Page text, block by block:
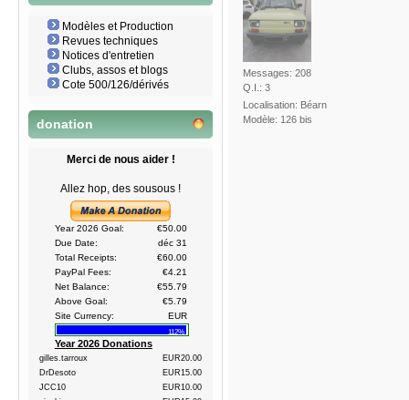
Modèles et Production
Revues techniques
Notices d'entretien
Clubs, assos et blogs
Cote 500/126/dérivés
donation
Merci de nous aider !
Allez hop, des sousous !
Year 2026 Goal:
€50.00
Due Date:
déc 31
Total Receipts:
€60.00
PayPal Fees:
€4.21
Net Balance:
€55.79
Above Goal:
€5.79
Site Currency:
EUR
112%
Year 2026 Donations
gilles.tarroux
EUR20.00
DrDesoto
EUR15.00
JCC10
EUR10.00
Messages: 208
Q.I.: 3
Localisation: Béarn
Modèle: 126 bis